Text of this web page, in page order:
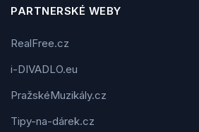
PARTNERSKÉ WEBY
RealFree.cz
i-DIVADLO.eu
PražskéMuzikály.cz
Tipy-na-dárek.cz